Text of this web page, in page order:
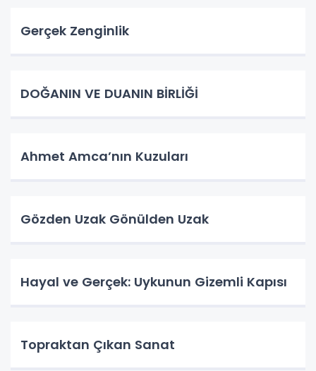
Gerçek Zenginlik
DOĞANIN VE DUANIN BİRLİĞİ
Ahmet Amca’nın Kuzuları
Gözden Uzak Gönülden Uzak
Hayal ve Gerçek: Uykunun Gizemli Kapısı
Topraktan Çıkan Sanat